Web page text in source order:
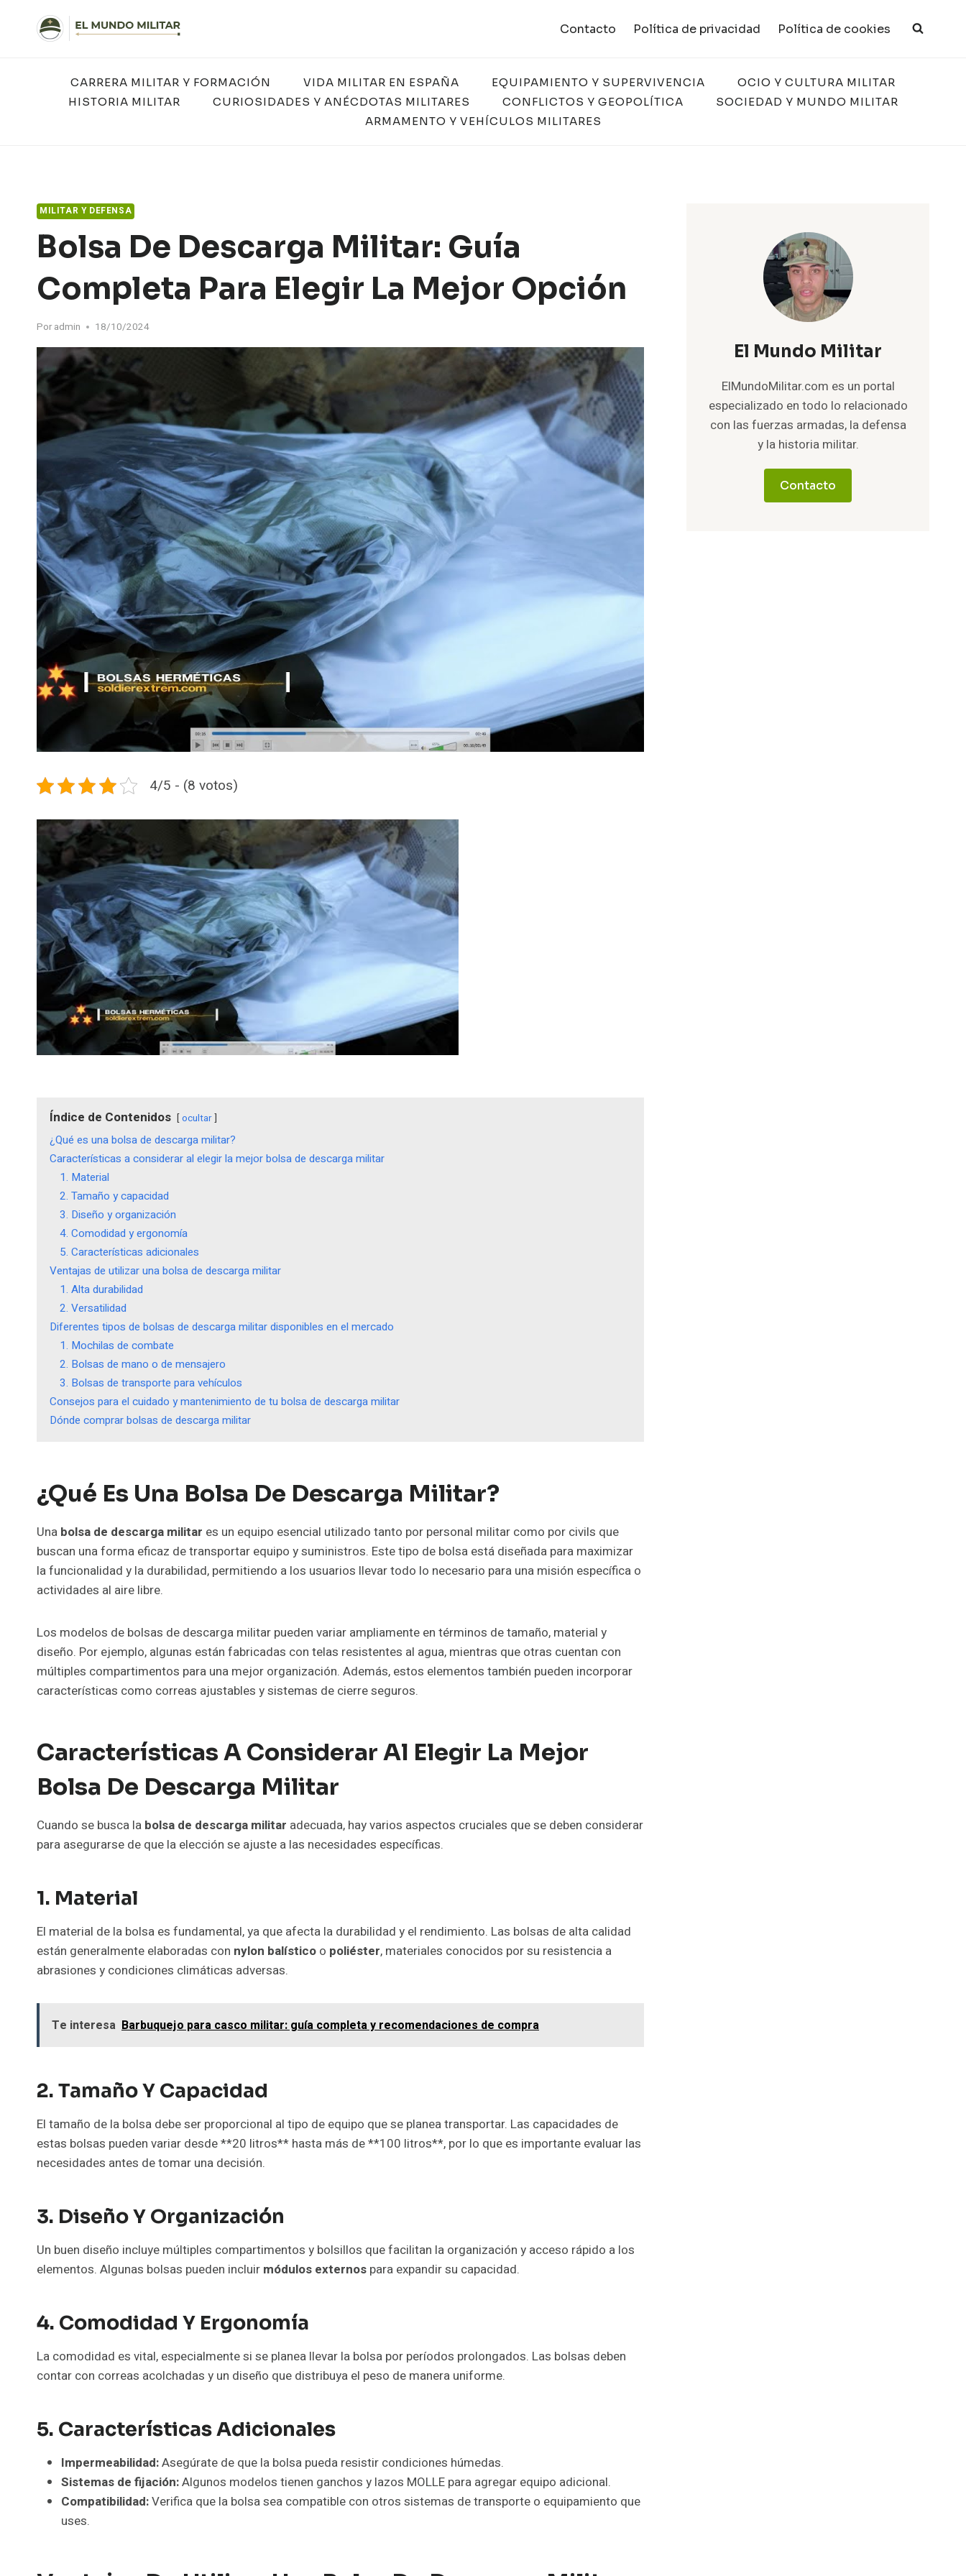
contenido
Contacto Política de privacidad Política de cookies
CARRERA MILITAR Y FORMACIÓN VIDA MILITAR EN ESPAÑA EQUIPAMIENTO Y SUPERVIVENCIA
OCIO Y CULTURA MILITAR
HISTORIA MILITAR
CURIOSIDADES Y ANÉCDOTAS MILITARES CONFLICTOS Y GEOPOLÍTICA
SOCIEDAD Y MUNDO MILITAR
ARMAMENTO Y VEHÍCULOS MILITARES
MILITAR Y DEFENSA
Bolsa De Descarga Militar: Guía
Completa Para Elegir La Mejor Opción
Por admin 18/10/2024
4/5 - (8 votos)
Índice de Contenidos ocultar
¿Qué es una bolsa de descarga militar?
Características a considerar al elegir la mejor bolsa de descarga militar
1. Material
2. Tamaño y capacidad
3. Diseño y organización
4. Comodidad y ergonomía
5. Características adicionales
Ventajas de utilizar una bolsa de descarga militar
1. Alta durabilidad
2. Versatilidad
Diferentes tipos de bolsas de descarga militar disponibles en el mercado
1. Mochilas de combate
2. Bolsas de mano o de mensajero
3. Bolsas de transporte para vehículos
Consejos para el cuidado y mantenimiento de tu bolsa de descarga militar
Dónde comprar bolsas de descarga militar
¿Qué Es Una Bolsa De Descarga Militar?
Una bolsa de descarga militar es un equipo esencial utilizado tanto por personal militar como por civils que
buscan una forma eficaz de transportar equipo y suministros. Este tipo de bolsa está diseñada para maximizar
la funcionalidad y la durabilidad, permitiendo a los usuarios llevar todo lo necesario para una misión específica o
actividades al aire libre.
Los modelos de bolsas de descarga militar pueden variar ampliamente en términos de tamaño, material y
diseño. Por ejemplo, algunas están fabricadas con telas resistentes al agua, mientras que otras cuentan con
múltiples compartimentos para una mejor organización. Además, estos elementos también pueden incorporar
características como correas ajustables y sistemas de cierre seguros.
Características A Considerar Al Elegir La Mejor
Bolsa De Descarga Militar
Cuando se busca la bolsa de descarga militar adecuada, hay varios aspectos cruciales que se deben considerar
para asegurarse de que la elección se ajuste a las necesidades específicas.
1. Material
El material de la bolsa es fundamental, ya que afecta la durabilidad y el rendimiento. Las bolsas de alta calidad
están generalmente elaboradas con nylon balístico o poliéster, materiales conocidos por su resistencia a
abrasiones y condiciones climáticas adversas.
Te interesa Barbuquejo para casco militar: guía completa y recomendaciones de compra
2. Tamaño Y Capacidad
El tamaño de la bolsa debe ser proporcional al tipo de equipo que se planea transportar. Las capacidades de
estas bolsas pueden variar desde **20 litros** hasta más de **100 litros**, por lo que es importante evaluar las
necesidades antes de tomar una decisión.
3. Diseño Y Organización
Un buen diseño incluye múltiples compartimentos y bolsillos que facilitan la organización y acceso rápido a los
elementos. Algunas bolsas pueden incluir módulos externos para expandir su capacidad.
4. Comodidad Y Ergonomía
La comodidad es vital, especialmente si se planea llevar la bolsa por períodos prolongados. Las bolsas deben
contar con correas acolchadas y un diseño que distribuya el peso de manera uniforme.
5. Características Adicionales
Impermeabilidad:Asegúrate de que la bolsa pueda resistir condiciones húmedas.
Sistemas de fijación:Algunos modelos tienen ganchos y lazos MOLLE para agregar equipo adicional.
Compatibilidad:Verifica que la bolsa sea compatible con otros sistemas de transporte o equipamiento que
uses.
El Mundo Militar
ElMundoMilitar.com es un portal
especializado en todo lo relacionado
con las fuerzas armadas, la defensa
y la historia militar.
Contacto